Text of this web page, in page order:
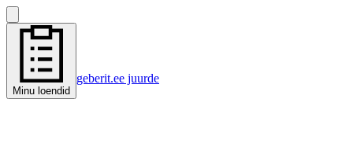
Minu loendid
geberit.ee juurde